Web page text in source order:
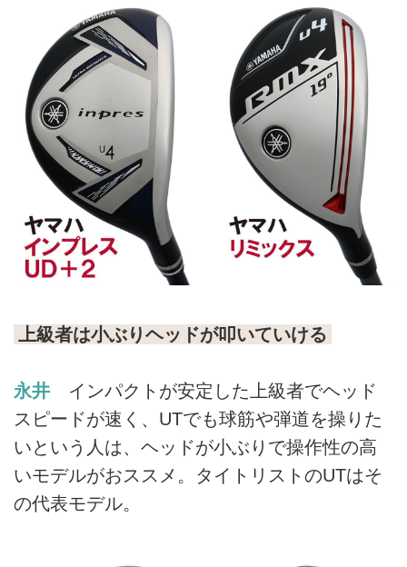
上級者は小ぶりヘッドが叩いていける
永井 インパクトが安定した上級者でヘッド
スピードが速く、UTでも球筋や弾道を操りた
いという人は、ヘッドが小ぶりで操作性の高
いモデルがおススメ。タイトリストのUTはそ
の代表モデル。